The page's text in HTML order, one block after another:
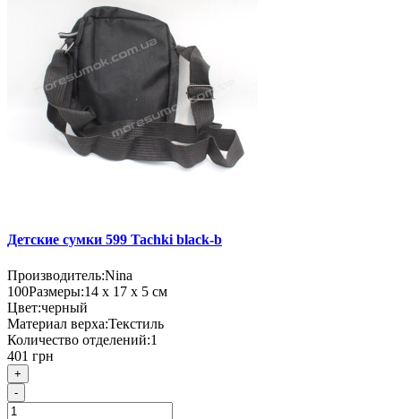
Детские сумки 599 Tachki black-b
Производитель:Nina
100Размеры:14 х 17 х 5 см
Цвет:черный
Материал верха:Текстиль
Количество отделений:1
401 грн
+
-